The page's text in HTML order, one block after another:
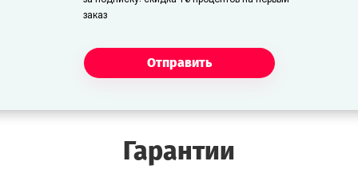
заказ
Отправить
Гарантии